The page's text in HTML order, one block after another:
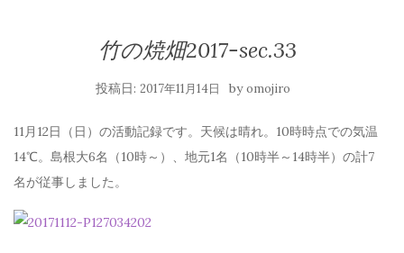
竹の焼畑2017-sec.33
投稿日: 2017年11月14日 byomojiro
11月12日（日）の活動記録です。天候は晴れ。10時時点での気温
14℃。島根大6名（10時～）、地元1名（10時半～14時半）の計7
名が従事しました。